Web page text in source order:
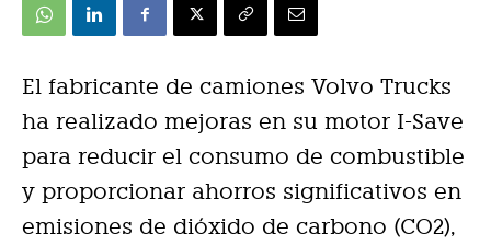
El fabricante de camiones Volvo Trucks
ha realizado mejoras en su motor I-Save
para reducir el consumo de combustible
y proporcionar ahorros significativos en
emisiones de dióxido de carbono (CO2),